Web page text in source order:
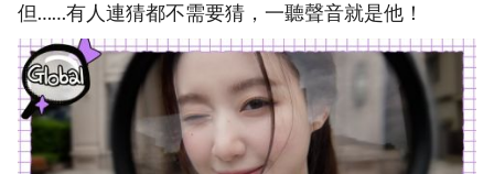
但……有人連猜都不需要猜，一聽聲音就是他！